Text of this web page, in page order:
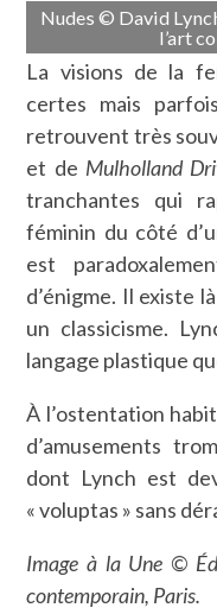
Nudes © David
l’art
La visions de la
certes mais
retrouvent très
et de Mulholland
tranchantes qui
féminin du côté
est
d’énigme. Il existe
un classicisme.
langage plastique
À l’ostentation
d’amusements
dont Lynch est
« voluptas » sans
Image à la Une ©
contemporain, Paris.